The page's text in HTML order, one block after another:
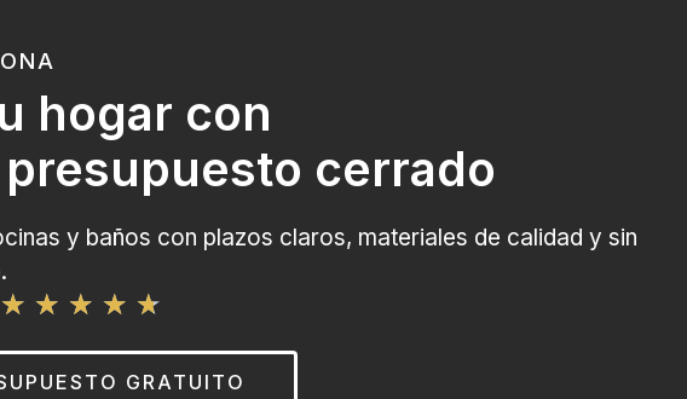
hogar con
cerrado
y baños con plazos claros, materiales de calidad y sin
★ ★ ★ ★ ★
GRATUITO